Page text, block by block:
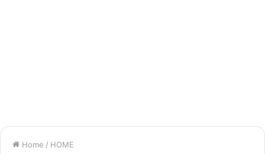
Home / HOME